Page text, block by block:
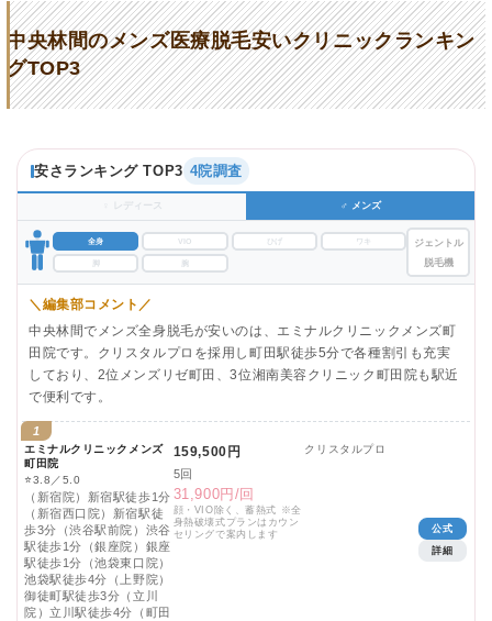
中央林間のメンズ医療脱毛安いクリニックランキン
グTOP3
安さランキング TOP3 4院調査
♀ レディース ♂ メンズ
全身 VIO ひげ ワキ
脚
ジェントル
脱毛機
＼編集部コメント／
中央林間でメンズ全身脱毛が安いのは、エミナルクリニックメンズ町
田院です。クリスタルプロを採用し町田駅徒歩5分で各種割引も充実
しており、2位メンズリゼ町田、3位湘南美容クリニック町田院も駅近
で便利です。
1
エミナルクリニックメンズ
町田院
⭐3.8／5.0
（新宿院）新宿駅徒歩1分
（新宿西口院）新宿駅徒
歩3分（渋谷駅前院）渋谷
駅徒歩1分（銀座院）銀座
駅徒歩1分（池袋東口院）
池袋駅徒歩4分（上野院）
御徒町駅徒歩3分（立川
院）立川駅徒歩4分（町田
159,500円
5回
31,900円/回
顔・VIO除く、蓄熱式 ※全
身熱破壊式プランはカウン
セリングで案内します
クリスタルプロ
公式
詳細